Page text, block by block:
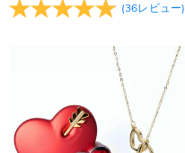
(36レビュー)